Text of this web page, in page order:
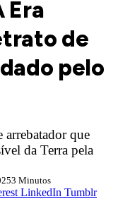
Era
de
pelo
que
da Terra pela
3 Minutos
LinkedIn Tumblr